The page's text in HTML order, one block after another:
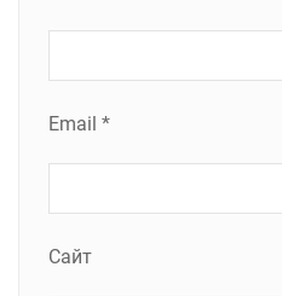
Email *
Сайт